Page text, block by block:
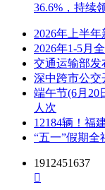
36.6%，持续
2026年上半
2026年1-5月
交通运输部发
深中跨市公交
端午节(6月20
人次
12184辆！福
“五一”假期全
1912451637
